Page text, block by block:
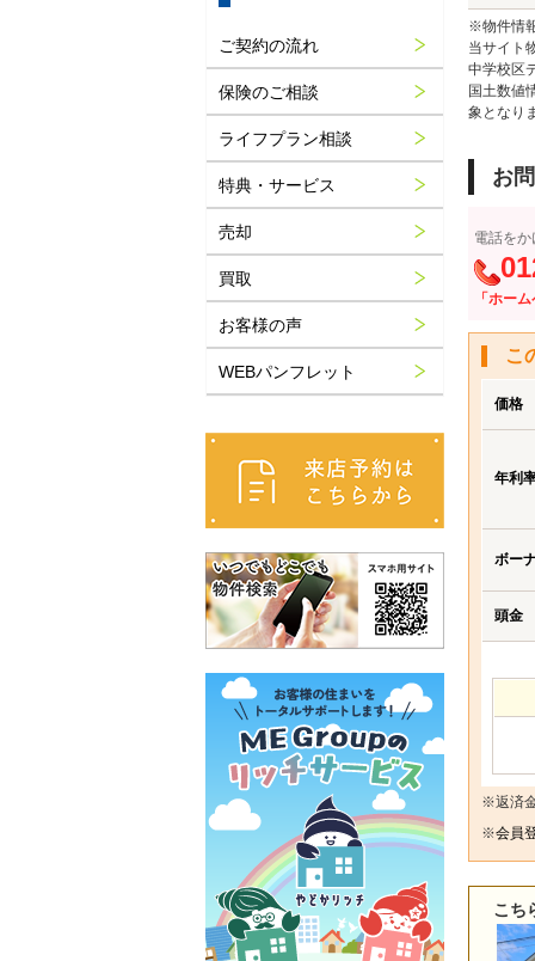
※物件情
当サイト
中学校区
国土数値
象となり
お
電話を
「ホー
こ
価格
年利
ボー
頭金
※返済
※会員
こち
ご契約の流れ
保険のご相談
ライフプラン相談
特典・サービス
売却
買取
お客様の声
WEBパンフレット